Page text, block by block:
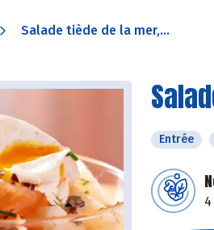
Salade tiède de la mer,...
Entrée